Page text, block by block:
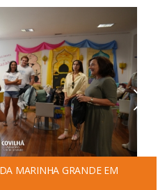
MARINHA GRANDE EM